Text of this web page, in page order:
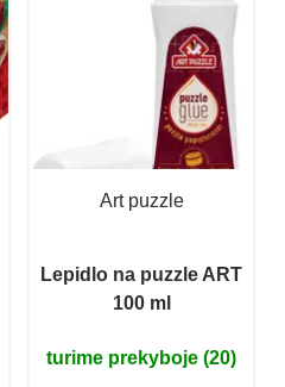
Art puzzle
Lepidlo na puzzle ART
100 ml
turime prekyboje (20)